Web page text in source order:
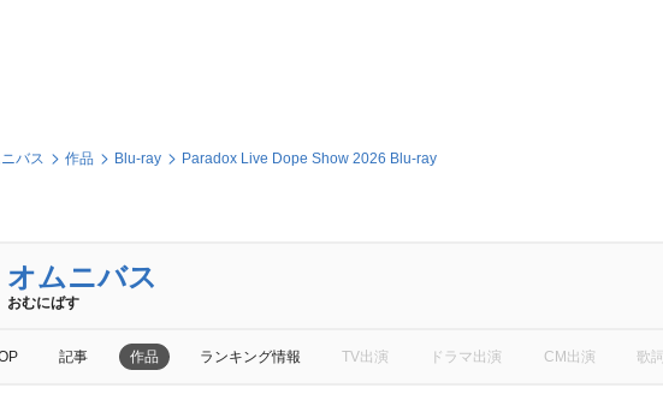
バス 作品 Blu-ray Paradox Live Dope Show 2026 Blu-ray
オムニバス
おむにばす
記事 作品 ランキング情報 TV出演 ドラマ出演 CM出演 歌詞